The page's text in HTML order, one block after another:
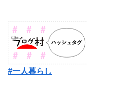
#一人暮らし